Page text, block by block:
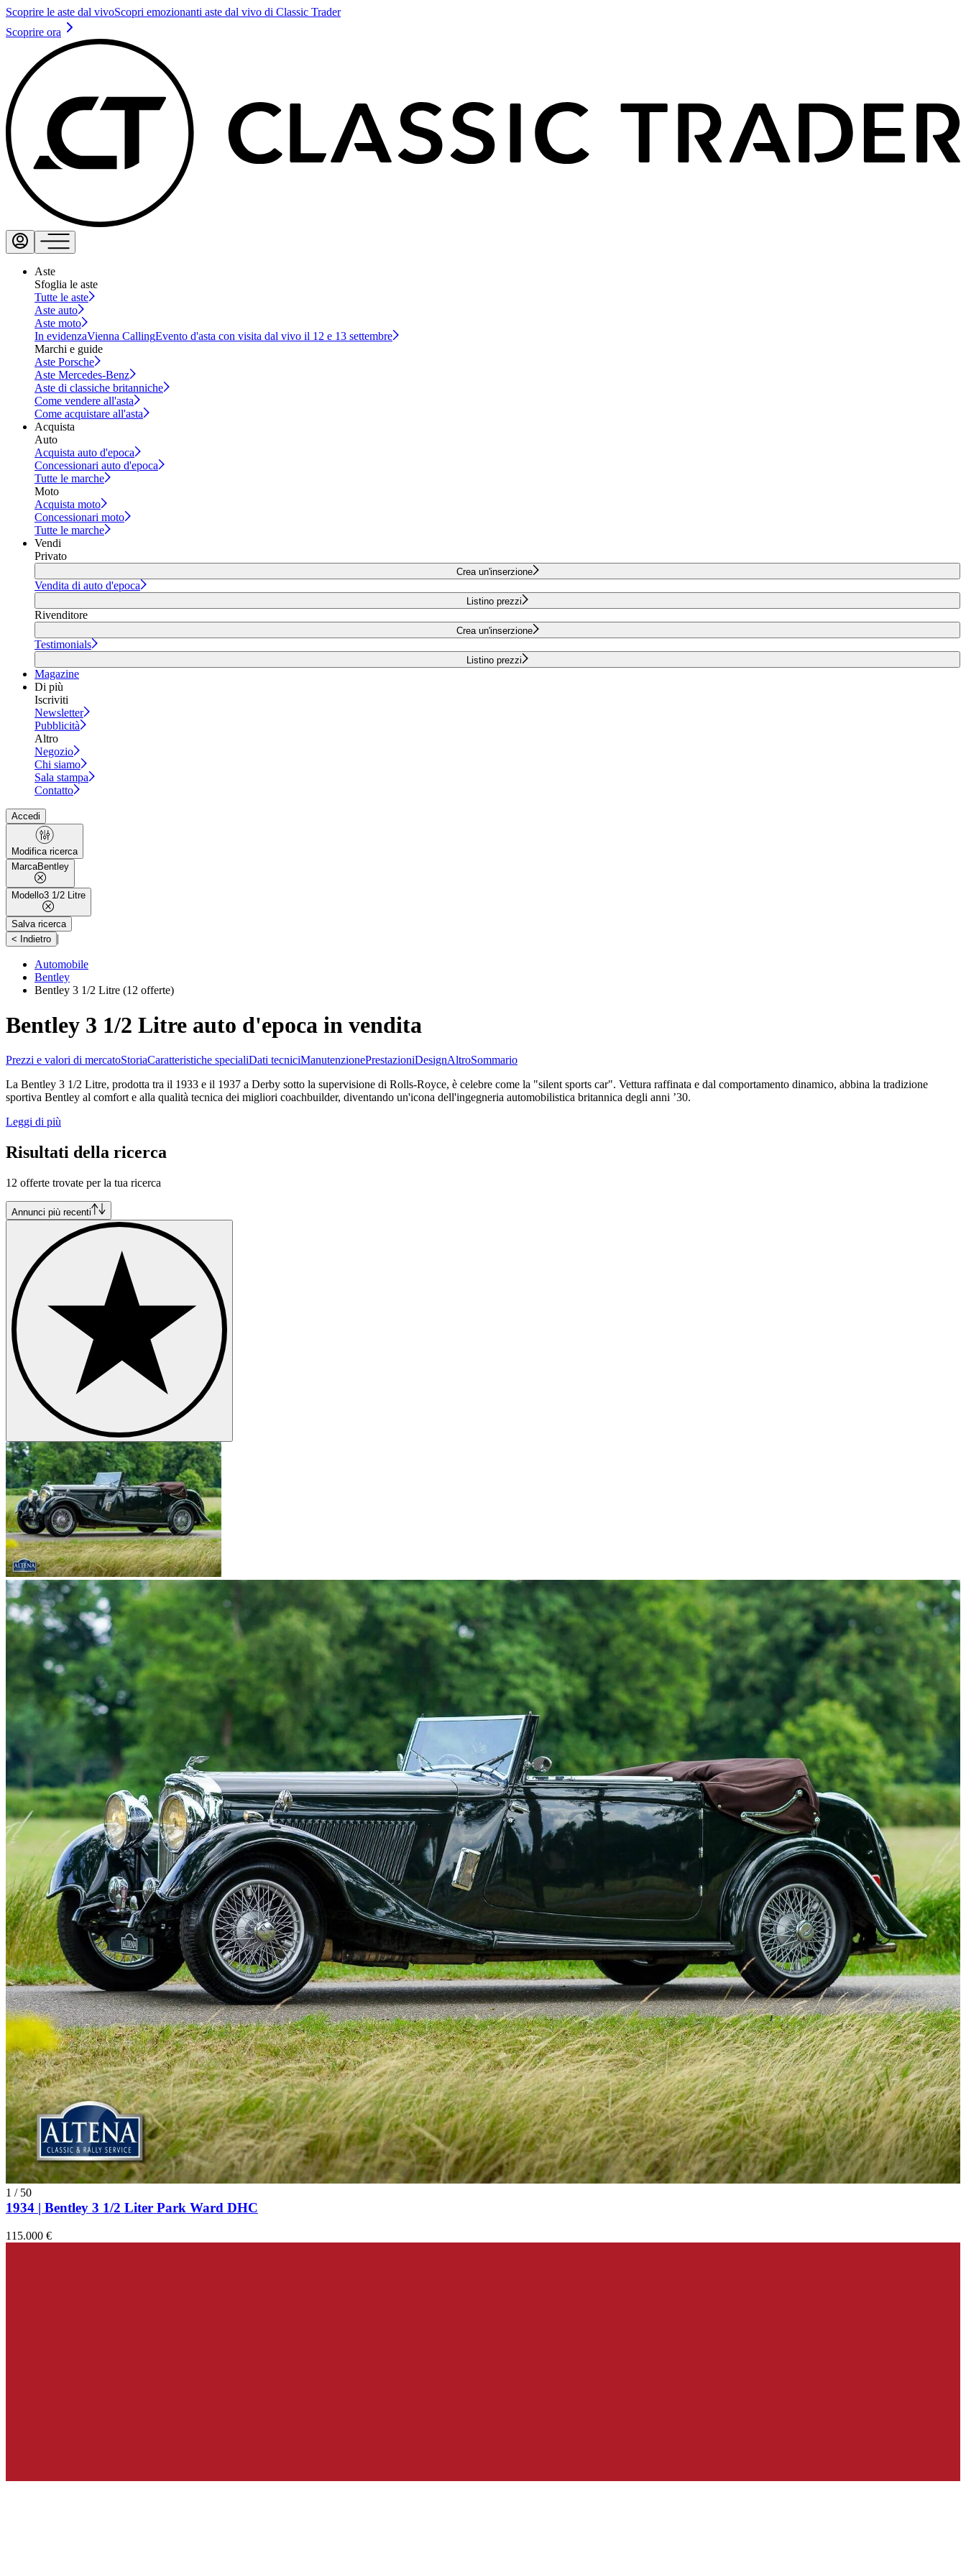
Scoprire le aste dal vivoScopri emozionanti aste dal vivo di Classic Trader
Scoprire ora
Aste
Sfoglia le aste
Tutte le aste
Aste auto
Aste moto
In evidenzaVienna CallingEvento d'asta con visita dal vivo il 12 e 13 settembre
Marchi e guide
Aste Porsche
Aste Mercedes-Benz
Aste di classiche britanniche
Come vendere all'asta
Come acquistare all'asta
Acquista
Auto
Acquista auto d'epoca
Concessionari auto d'epoca
Tutte le marche
Moto
Acquista moto
Concessionari moto
Tutte le marche
Vendi
Privato
Crea un'inserzione
Vendita di auto d'epoca
Listino prezzi
Rivenditore
Crea un'inserzione
Testimonials
Listino prezzi
Magazine
Di più
Iscriviti
Newsletter
Pubblicità
Altro
Negozio
Chi siamo
Sala stampa
Contatto
Accedi
Modifica ricerca
MarcaBentley
Modello3 1/2 Litre
Salva ricerca
< Indietro |
Automobile
Bentley
Bentley 3 1/2 Litre (12 offerte)
Bentley 3 1/2 Litre auto d'epoca in vendita
Prezzi e valori di mercatoStoriaCaratteristiche specialiDati tecniciManutenzionePrestazioniDesignAltroSommario
La Bentley 3 1/2 Litre, prodotta tra il 1933 e il 1937 a Derby sotto la supervisione di Rolls-Royce, è celebre come la "silent sports car". Vettura raffinata e dal comportamento dinamico, abbina la tradizione
sportiva Bentley al comfort e alla qualità tecnica dei migliori coachbuilder, diventando un'icona dell'ingegneria automobilistica britannica degli anni ’30.
Leggi di più
Risultati della ricerca
12 offerte trovate per la tua ricerca
Annunci più recenti
1 / 50
1934 | Bentley 3 1/2 Liter Park Ward DHC
115.000 €